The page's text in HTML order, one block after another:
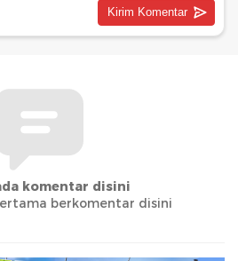
komentar disini
berkomentar disini